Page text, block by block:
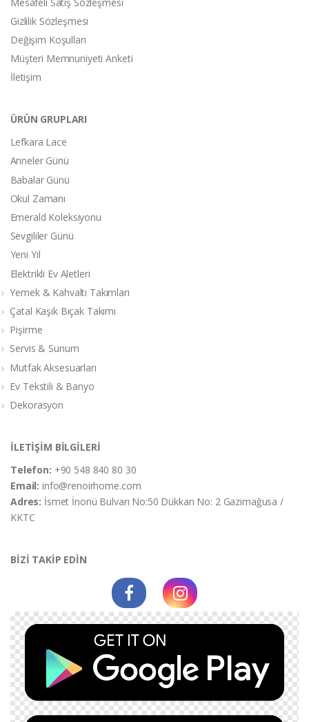
Gizlilik Sözleşmesi
Değişim Koşulları
Müşteri Memnuniyeti Anketi
İletişim
ÜRÜN GRUPLARI
Lefkara Lace
Anneler Günü
Babalar Günü
Okul Zamanı
Emerald Koleksiyonu
Sevgililer Günü
Yeni Yıl
Elektrikli Ev Aletleri
Yemek & Kahvaltı Takımları
Çatal Kaşık Bıçak Takımı
Pişirme
Servis & Sunum
Mutfak Aksesuarları
Ev Tekstili & Banyo
Dekorasyon
İLETİŞİM BİLGİLERİ
Telefon: +90 548 840 80 30
Email:info@renoirhome.com
Adres: İsmet İnonü Bulvarı No:50 Dükkan No: 2 Gazimağusa /
KKTC
BİZİ TAKİP EDİN